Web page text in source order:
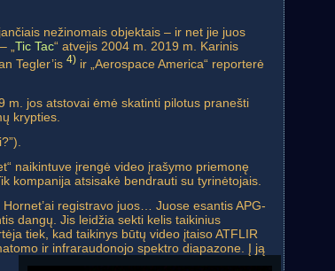
nežinomais objektais – ir net jie juos
„Tic Tac“ atvejis 2004 m. 2019 m. Karinis
Tegler’is 4)ir „Aerospace America“ reporterė
m. jos atstovai ėmė skatinti pilotus pranešti
krypties.
naikintuve įrengė video įrašymo priemonę
kompanija atsisakė bendrauti su tyrinėtojais.
registravo juos… Juose esantis APG-
dangų. Jis leidžia sekti kelis taikinius
tiek, kad taikinys būtų video įtaiso ATFLIR
ir infraraudonojo spektro diapazone. Į ją